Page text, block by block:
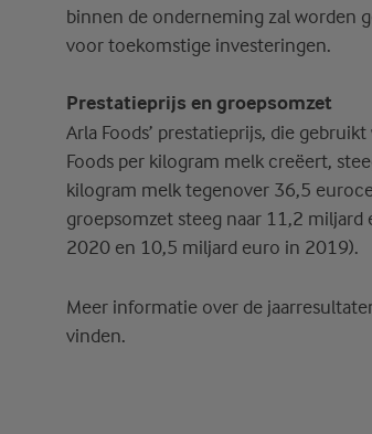
binnen de onderneming zal worden
voor toekomstige investeringen.
Prestatieprijs en groepsomzet
Arla Foods’ prestatieprijs, die
Foods per kilogram melk creëert,
kilogram melk tegenover 36,5
groepsomzet steeg naar 11,2
2020 en 10,5 miljard euro in 2019).
Meer informatie over de
vinden.